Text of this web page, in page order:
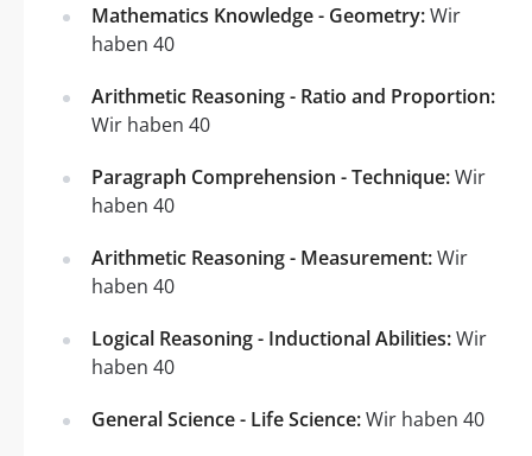
Mathematics Knowledge - Geometry:Wir
haben 40
Arithmetic Reasoning - Ratio and Proportion:
Wir haben 40
Paragraph Comprehension - Technique:Wir
haben 40
Arithmetic Reasoning - Measurement:Wir
haben 40
Logical Reasoning - Inductional Abilities:Wir
haben 40
General Science - Life Science:Wir haben 40